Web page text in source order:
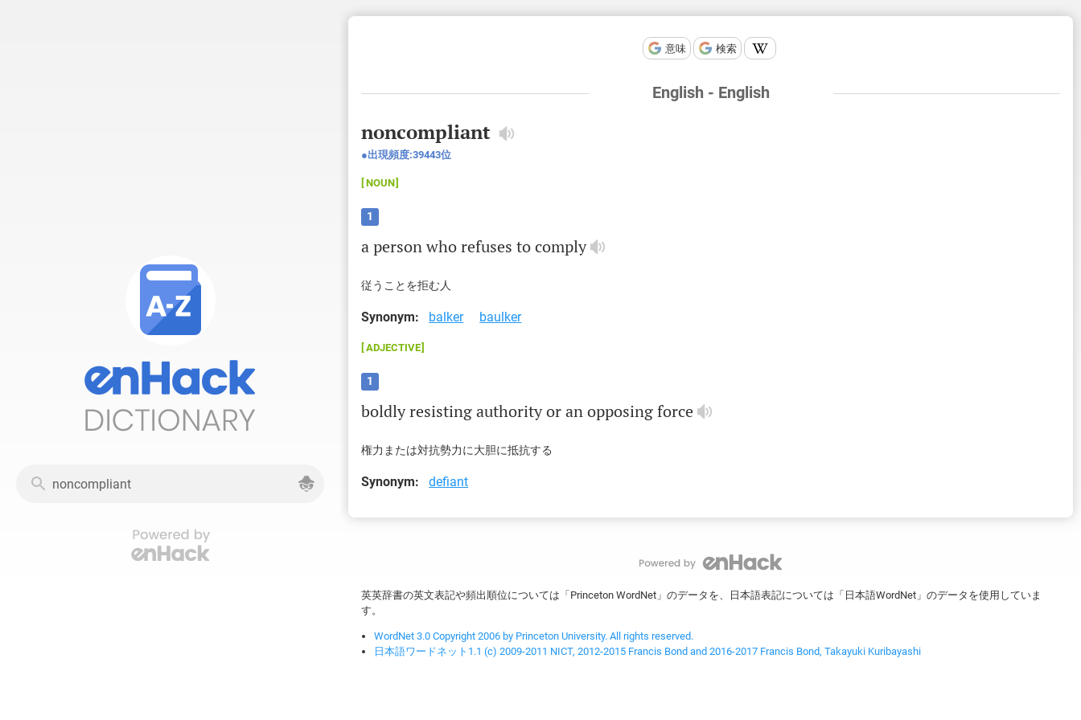
意味 検索
English - English
noncompliant
出現頻度:39443位
NOUN
1
apersonwhorefuses tocomply
従うことを拒む人
Synonym: balker baulker
ADJECTIVE
1
boldlyresistingauthorityoranopposingforce
権力または対抗勢力に大胆に抵抗する
Synonym: defiant
英英辞書の英文表記や頻出順位については「Princeton WordNet」のデータを、日本語表記については「日本語WordNet」のデータを使用していま
す。
WordNet 3.0 Copyright 2006 by Princeton University. All rights reserved.
日本語ワードネット1.1 (c) 2009-2011 NICT, 2012-2015 Francis Bond and 2016-2017 Francis Bond, Takayuki Kuribayashi